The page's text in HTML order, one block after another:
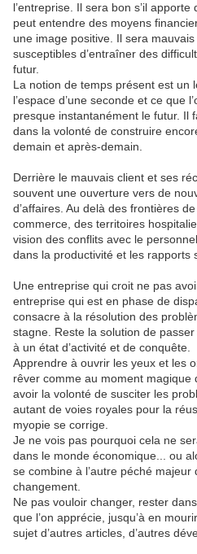
l’entreprise. Il sera bon s’il
peut entendre des moyens
une image positive. Il sera
susceptibles d’entraîner des
futur.
La notion de temps présent est un
l’espace d’une seconde et ce que
presque instantanément le futur. Il
dans la volonté de construire
demain et après-demain.
Derrière le mauvais client et ses
souvent une ouverture vers de
d’affaires. Au delà des frontières
commerce, des territoires
vision des conflits avec le
dans la productivité et les rapports
Une entreprise qui croit ne pas
entreprise qui est en phase de
consacre à la résolution des
stagne. Reste la solution de
à un état d’activité et de conquête.
Apprendre à ouvrir les yeux et les
rêver comme au moment magique
avoir la volonté de susciter les
autant de voies royales pour la
myopie se corrige.
Je ne vois pas pourquoi cela ne
dans le monde économique... ou
se combine à l’autre péché
changement.
Ne pas vouloir changer, rester
que l’on apprécie, jusqu’à en
sujet d’autres articles, d’autres